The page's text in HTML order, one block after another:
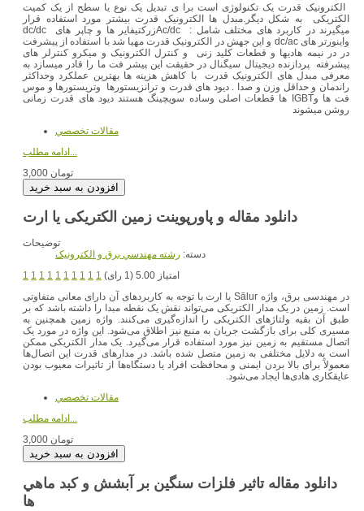
الکترونیک قدرت یک تکنولوژی است برا ی تبدیل یک نوع یا سطح از یک کمیت
الکتریکی به شکل دیگر.مبدل ها الکترونیک قدرت بیشتر مورد استفاده قرار
میگیرند در کاربرد های مختلف شامل : Ac/dcزرکتیفایر ها و چاپر های dc/dc
واینورتر های dc/ac و این جهش در الکترونیک قدرت مهیا شد با استفاده از پیشرفت
در در نیمه هادیها و قطعات کلید زنی و کنترل الکترونیک و میکرو کنترلر های
پیشرفته پردازنده دیجیتال سیگنال در حقیقت این پیشر فت ما را قادر میسازد به
معرفی مبدل های الکترونیک قدرت با کاهش هزینه ها بهترین عملکرد وحداکثر
راندمان و حداقل وزن و صدا . دیود های قدرت و ترانزیستورها وتریستورها و موس
فت ها وIGBT ها قطعات اصلی وساده سویچینگ هستند دیود های قدرت زمانی
روشن میشوند
مقالات تخصصي
3,000 تومان
دانلود مقاله و پاورپوینت زمین الکتریکی یا ارت
توضیحات
دسته: رشته مهندسي برق و الکترونيک
1 1 1 1 1 1 1 1 1 1
امتیاز 5.00 (1 رای)
در مهندسی برق، واژه Sālur یا ارت با توجه به کاربردهای آن دارای معانی متفاوتی
است. زمین در یک مدار الکتریکی می‌تواند نقش یک نقطه مبدا را داشته باشد که بر
طبق آن بقیه ولتاژهای الکتریکی را اندازه‌گیری می‌کنند. واژه زمین همچنین به
مسیری کلی برای بازگشت جریان به منبع نیز اطلاق می‌شود. این واژه در مورد یک
اتصال مستقیم به زمین نیز مورد استفاده قرار می‌گیرد. یک مدار الکتریکی ممکن
است به دلایل مختلفی به زمین متصل شده باشد. در مدارهای قدرت این اتصال‌ها
معمولاً برای بالا بردن ایمنی و محافظت افراد یا دستگاه‌ها از تاثیرات معیوب بودن
عایقکاری هادی‌ها ایجاد می‌شود.
مقالات تخصصي
ادامه مطلب...
3,000 تومان
دانلود مقاله تاثير فلزات سنگين بر آبشش و كبد ماهي
ها